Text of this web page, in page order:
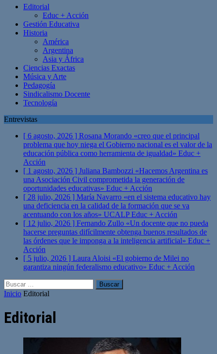
Editorial
Educ + Acción
Gestión Educativa
Historia
América
Argentina
Asia y África
Ciencias Exactas
Música y Arte
Pedagogía
Sindicalismo Docente
Tecnología
Entrevistas
[ 6 agosto, 2026 ] Rosana Morando «creo que el principal
problema que hoy niega el Gobierno nacional es el valor de la
educación pública como herramienta de igualdad» Educ +
Acción
[ 1 agosto, 2026 ] Juliana Bambozzi «Hacemos Argentina es
una Asociación Civil comprometida la generación de
oportunidades educativas» Educ + Acción
[ 28 julio, 2026 ] María Navarro «en el sistema educativo hay
una deficiencia en la calidad de la formación que se va
acentuando con los años» UCALPEduc + Acción
[ 12 julio, 2026 ] Fernando Zullo «Un docente que no pueda
hacerse preguntas difícilmente obtenga buenos resultados de
las órdenes que le imponga a la inteligencia artificial» Educ +
Acción
[ 5 julio, 2026 ] Laura Aloisi «El gobierno de Milei no
garantiza ningún federalismo educativo» Educ + Acción
Buscar:
Inicio Editorial
Editorial